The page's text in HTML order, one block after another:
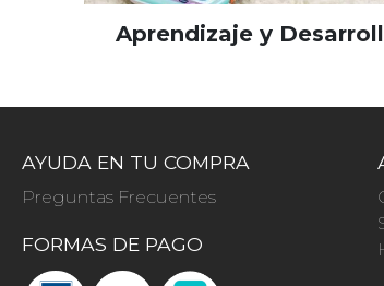
Aprendizaje y
AYUDA EN TU COMPRA
Preguntas Frecuentes
FORMAS DE PAGO